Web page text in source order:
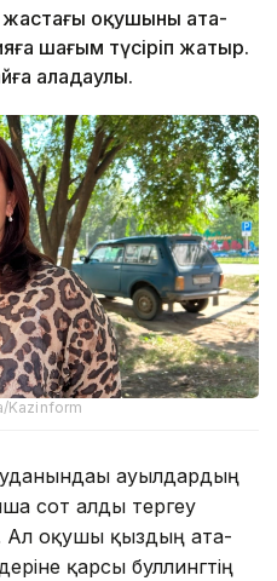
оқушының ата-
шағым түсіріп жатыр.
алаңдаулы.
Kazinform
ауылдардың
сот алды тергеу
Ал оқушы қыздың ата-
қарсы буллингтің